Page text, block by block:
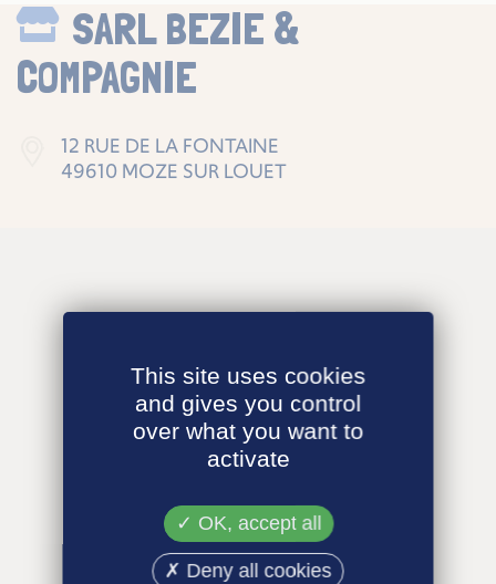
SARL BEZIE &
COMPAGNIE
12 RUE DE LA FONTAINE
49610 MOZE SUR LOUET
This site uses cookies
and gives you control
over what you want to
activate
OK, accept all
Deny all cookies